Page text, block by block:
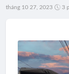
tháng 10 27, 2023 3